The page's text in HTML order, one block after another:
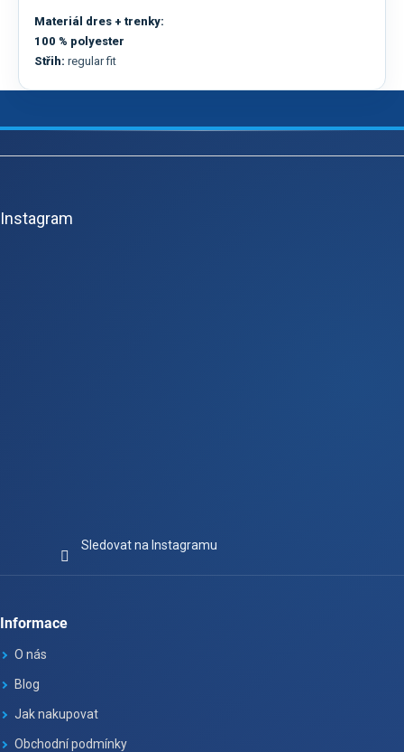
Materiál dres + trenky:
100 % polyester
Střih: regular fit
Z
Instagram
Sledovat na Instagramu
Informace
O nás
Blog
Jak nakupovat
Obchodní podmínky